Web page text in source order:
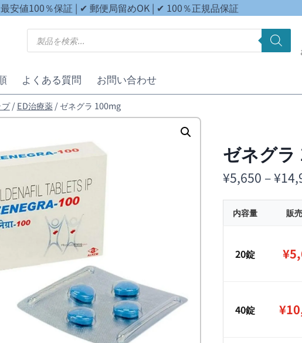
安値100％保証 | ✔ 郵便局留めOK | ✔ 100％正規品保証
商
検
よくある質問 お問い合わせ
/ ED治療薬 / ゼネグラ 100mg
ゼネグ
¥5,650 –¥
内容量 販
20錠 ¥
40錠 ¥